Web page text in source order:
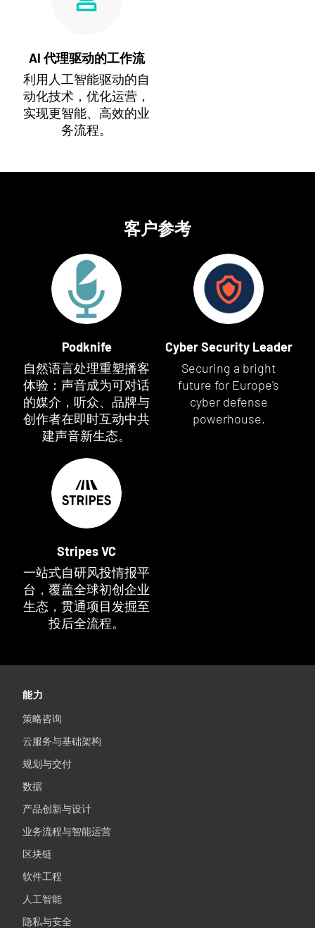
AI 代理驱动的工作流
利用人工智能驱动的自
动化技术，优化运营，
实现更智能、高效的业
务流程。
客户参考
Podknife
自然语言处理重塑播客
体验：声音成为可对话
的媒介，听众、品牌与
创作者在即时互动中共
建声音新生态。
Cyber Security Leader
Securing a bright
future for Europe's
cyber defense
powerhouse.
Stripes VC
一站式自研风投情报平
台，覆盖全球初创企业
生态，贯通项目发掘至
投后全流程。
能力
策略咨询
云服务与基础架构
规划与交付
数据
产品创新与设计
业务流程与智能运营
区块链
软件工程
人工智能
隐私与安全